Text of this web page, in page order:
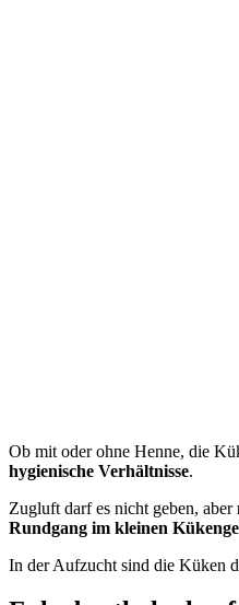
Ob mit oder ohne Henne, die
hygienische Verhältnisse.
Zugluft darf es nicht geben, aber
Rundgang im kleinen
In der Aufzucht sind die Küken